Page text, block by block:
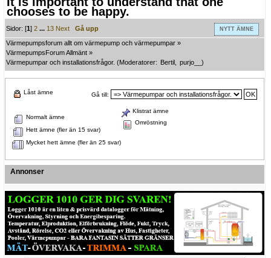
chooses to be happy.
NYTT ÄMNE
Sidor: [1]2 ...13 Next
Gå upp
Värmepumpsforum allt om värmepump och värmepumpar »
VärmepumpsForum Allmänt »
Värmepumpar och installationsfrågor. (Moderatorer: Bertil purjo__ )
Gå till:
Normalt ämne
Hett ämne (fler än 15 svar)
Mycket hett ämne (fler än 25 svar)
Låst ämne
Klistrat ämne
Omröstning
Annonser